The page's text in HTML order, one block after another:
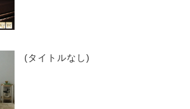
(タイトルなし)